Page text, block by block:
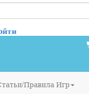
Правила Игр